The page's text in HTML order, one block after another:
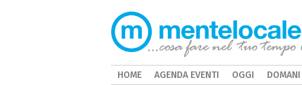
HOME AGENDA EVENTI OGGI DOMANI